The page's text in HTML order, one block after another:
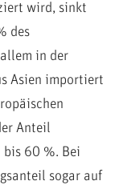
wird, sinkt
des
in der
Asien importiert
Anteil
60 %. Bei
sogar auf